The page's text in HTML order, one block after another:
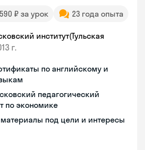
₽ за урок 23 года опыта
институт(Тульская
г.
по английскому и
педагогический
по экономике
материалы под цели и интересы